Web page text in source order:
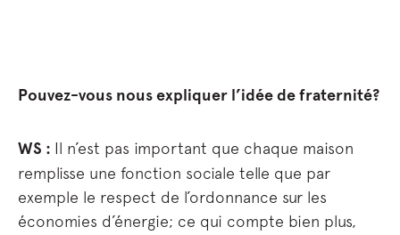
Pouvez-vous nous expliquer l’idée de fraternité?
WS : Il n’est pas important que chaque maison
remplisse une fonction sociale telle que par
exemple le respect de l’ordonnance sur les
économies d’énergie; ce qui compte bien plus,